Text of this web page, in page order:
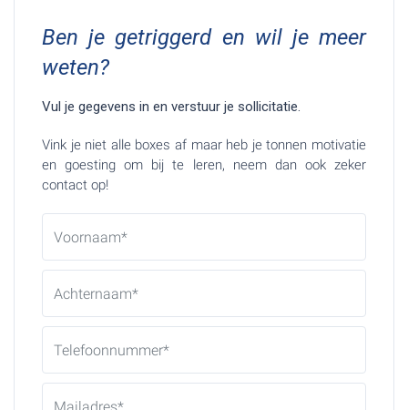
Ben je getriggerd en wil je meer
weten?
Vul je gegevens in en verstuur je sollicitatie.
Vink je niet alle boxes af maar heb je tonnen motivatie
en goesting om bij te leren, neem dan ook zeker
contact op!